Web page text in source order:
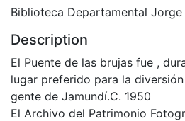
Biblioteca Departamental Jorge
Description
El Puente de las brujas fue ,
lugar preferido para la
gente de Jamundí.C. 1950
El Archivo del Patrimonio